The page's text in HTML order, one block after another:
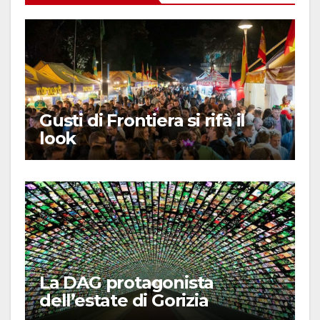
Gusti di Frontiera si rifà il
look
La DAG protagonista
dell’estate di Gorizia